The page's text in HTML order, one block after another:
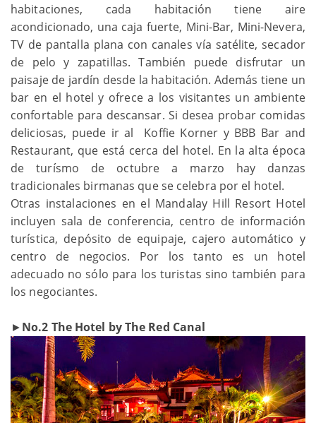
habitaciones, cada habitación tiene aire
acondicionado, una caja fuerte, Mini-Bar, Mini-Nevera,
TV de pantalla plana con canales vía satélite, secador
de pelo y zapatillas. También puede disfrutar un
paisaje de jardín desde la habitación. Además tiene un
bar en el hotel y ofrece a los visitantes un ambiente
confortable para descansar. Si desea probar comidas
deliciosas, puede ir al Koffie Korner y BBB Bar and
Restaurant, que está cerca del hotel. En la alta época
de turísmo de octubre a marzo hay danzas
tradicionales birmanas que se celebra por el hotel.
Otras instalaciones en el Mandalay Hill Resort Hotel
incluyen sala de conferencia, centro de información
turística, depósito de equipaje, cajero automático y
centro de negocios. Por los tanto es un hotel
adecuado no sólo para los turistas sino también para
los negociantes.
►No.2 The Hotel by The Red Canal